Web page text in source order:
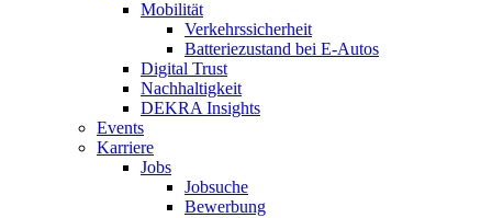
Mobilität
Verkehrssicherheit
Batteriezustand bei E-Autos
Digital Trust
Nachhaltigkeit
DEKRA Insights
Events
Karriere
Jobs
Jobsuche
Bewerbung